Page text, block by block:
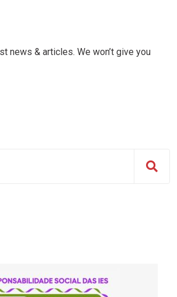
news & articles. We won’t give you